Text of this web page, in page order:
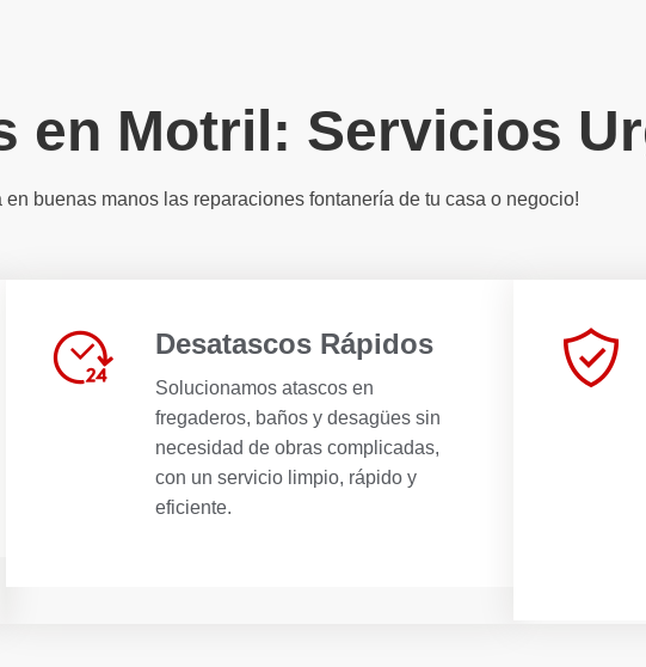
en Motril: Servicios
en buenas manos las reparaciones fontanería de tu casa o negocio!
Desatascos Rápidos
Solucionamos atascos en
fregaderos, baños y desagües sin
necesidad de obras complicadas,
con un servicio limpio, rápido y
eficiente.